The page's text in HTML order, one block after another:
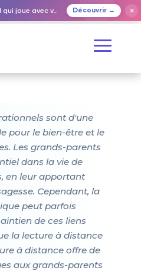
avec vos proches Découvrir → ✕
sont d'une
pour le bien-être et le
Les grands-parents
dans la vie de
en leur apportant
Cependant, la
peut parfois
de ces liens
la lecture à distance
à distance offre de
aux grands-parents